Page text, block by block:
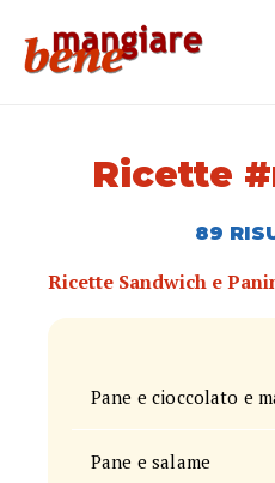
Ricette
89
Ricette Sandwich e
Pane e cioccolato e
Pane e salame